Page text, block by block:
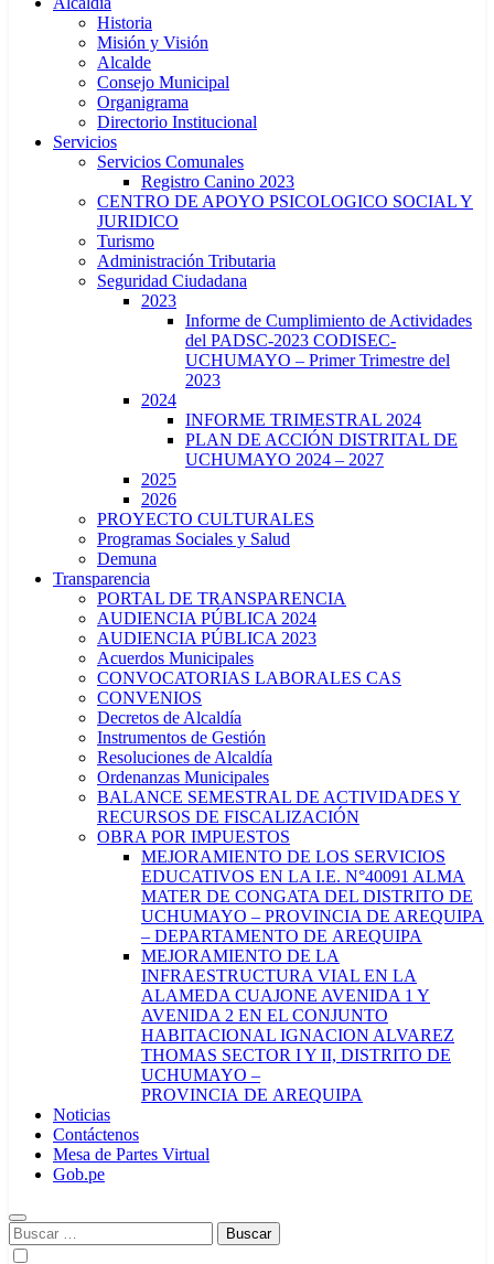
Historia
Misión y Visión
Alcalde
Consejo Municipal
Organigrama
Directorio Institucional
Servicios
Servicios Comunales
Registro Canino 2023
CENTRO DE APOYO PSICOLOGICO SOCIAL Y
JURIDICO
Turismo
Administración Tributaria
Seguridad Ciudadana
2023
Informe de Cumplimiento de Actividades
del PADSC-2023 CODISEC-
UCHUMAYO – Primer Trimestre del
2023
2024
INFORME TRIMESTRAL 2024
PLAN DE ACCIÓN DISTRITAL DE
UCHUMAYO 2024 – 2027
2025
2026
PROYECTO CULTURALES
Programas Sociales y Salud
Demuna
Transparencia
PORTAL DE TRANSPARENCIA
AUDIENCIA PÚBLICA 2024
AUDIENCIA PÚBLICA 2023
Acuerdos Municipales
CONVOCATORIAS LABORALES CAS
CONVENIOS
Decretos de Alcaldía
Instrumentos de Gestión
Resoluciones de Alcaldía
Ordenanzas Municipales
BALANCE SEMESTRAL DE ACTIVIDADES Y
RECURSOS DE FISCALIZACIÓN
OBRA POR IMPUESTOS
MEJORAMIENTO DE LOS SERVICIOS
EDUCATIVOS EN LA I.E. N°40091 ALMA
MATER DE CONGATA DEL DISTRITO DE
UCHUMAYO – PROVINCIA DE AREQUIPA
– DEPARTAMENTO DE AREQUIPA
MEJORAMIENTO DE LA
INFRAESTRUCTURA VIAL EN LA
ALAMEDA CUAJONE AVENIDA 1 Y
AVENIDA 2 EN EL CONJUNTO
HABITACIONAL IGNACION ALVAREZ
THOMAS SECTOR I Y II, DISTRITO DE
UCHUMAYO –
PROVINCIA DE AREQUIPA
Noticias
Contáctenos
Mesa de Partes Virtual
Gob.pe
Buscar: